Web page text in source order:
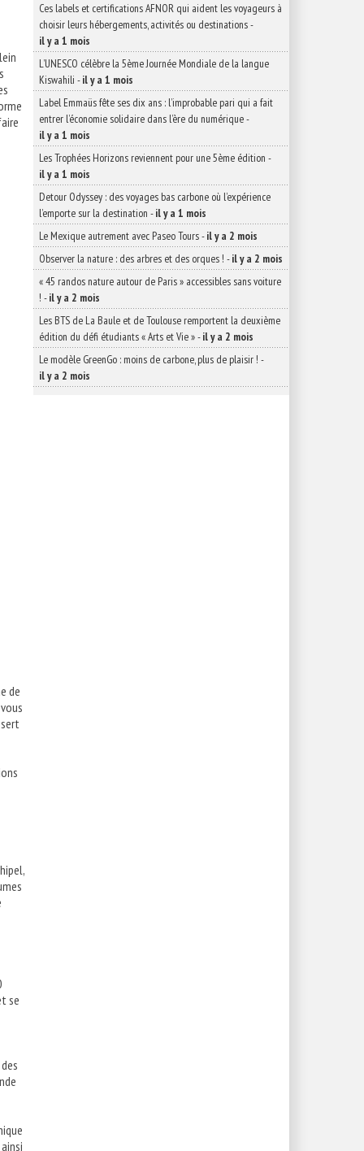
de
se
Ces labels et certifications AFNOR qui aident les voyageurs à
choisir leurs hébergements, activités ou destinations-
il y a 1 mois
L’UNESCO célèbre la 5ème Journée Mondiale de la langue
Kiswahili -il y a 1 mois
Label Emmaüs fête ses dix ans : l’improbable pari qui a fait
entrer l’économie solidaire dans l’ère du numérique-
il y a 1 mois
Les Trophées Horizons reviennent pour une 5ème édition -
il y a 1 mois
Detour Odyssey : des voyages bas carbone où l’expérience
l’emporte sur la destination -il y a 1 mois
Le Mexique autrement avec Paseo Tours-il y a 2 mois
Observer la nature : des arbres et des orques ! -il y a 2 mois
« 45 randos nature autour de Paris » accessibles sans voiture
! -il y a 2 mois
Les BTS de La Baule et de Toulouse remportent la deuxième
édition du défi étudiants « Arts et Vie »-il y a 2 mois
Le modèle GreenGo : moins de carbone, plus de plaisir ! -
il y a 2 mois